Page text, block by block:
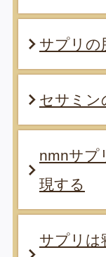
サプリの
セサミン
nmnサプ
現する
サプリは